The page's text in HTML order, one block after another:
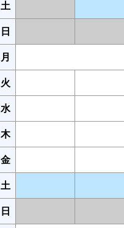
土
日
月
火
水
木
金
土
日